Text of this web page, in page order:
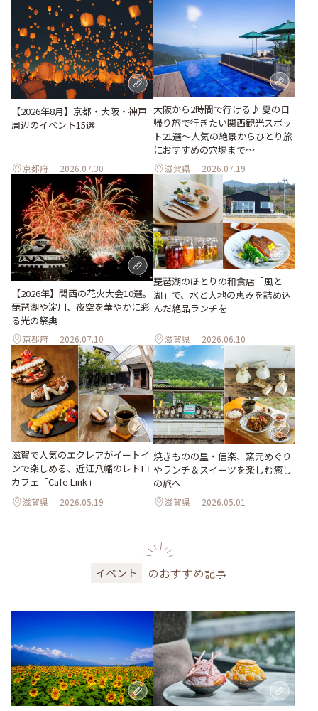
【2026年8月】京都・大阪・神戸
周辺のイベント15選
京都府 2026.07.30
大阪から2時間で行ける♪ 夏の日
帰り旅で行きたい関西観光スポッ
ト21選～人気の絶景からひとり旅
におすすめの穴場まで～
滋賀県 2026.07.19
【2026年】関西の花火大会10選。
琵琶湖や淀川、夜空を華やかに彩
る光の祭典
京都府 2026.07.10
琵琶湖のほとりの和食店「風と
湖」で、水と大地の恵みを詰め込
んだ絶品ランチを
滋賀県 2026.06.10
滋賀で人気のエクレアがイートイ
ンで楽しめる、近江八幡のレトロ
カフェ「Cafe Link」
滋賀県 2026.05.19
焼きものの里・信楽、窯元めぐり
やランチ＆スイーツを楽しむ癒し
の旅へ
滋賀県 2026.05.01
イベント のおすすめ記事